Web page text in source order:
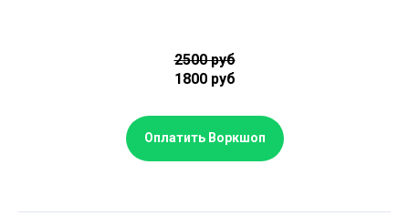
2500 руб
1800 руб
Оплатить Воркшоп